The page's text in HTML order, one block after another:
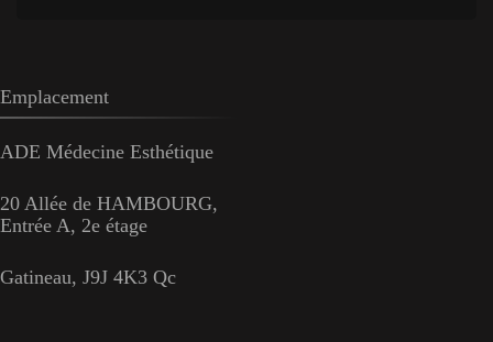
Emplacement
ADE Médecine Esthétique
20 Allée de HAMBOURG,
Entrée A, 2e étage
Gatineau, J9J 4K3 Qc